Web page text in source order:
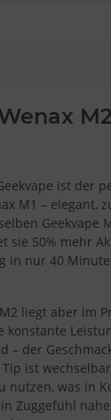
M2
ist der
M1 – elegant,
Geekvape
sie 50% mehr
in nur 40
liegt aber im
konstante
– der
ist
nutzen, was in
Zuggefühl